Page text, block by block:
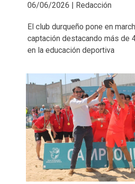
06/06/2026 | Redacción
El club durqueño pone en
captación destacando más de
en la educación deportiva